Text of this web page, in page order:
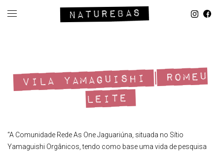
VILA YAMAGUISHI | ROMEU
LEITE
“A Comunidade Rede As One Jaguariúna, situada no Sítio
Yamaguishi Orgânicos, tendo como base uma vida de pesquisa